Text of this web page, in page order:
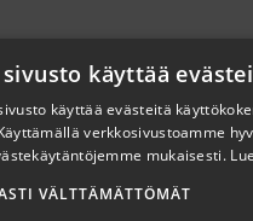
sivusto käyttää
käyttää evästeitä
verkkosivustoamme
mukaisesti.
VÄLTTÄMÄTTÖMÄT